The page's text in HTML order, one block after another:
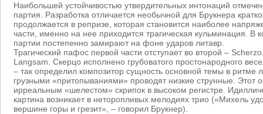
Наибольшей устойчивостью утвердительных интонаций
партия. Разработка отличается необычной для Брукнера
продолжается в репризе, которая становится наиболее
части, именно на нее приходится трагическая кульминация. В
партии постепенно замирают на фоне ударов литавр.
Трагический пафос первой части отступает во второй –
Langsam. Скерцо исполнено грубоватого простонародного
– так определил композитор сущность основной темы в ритме
грузными «притопываниями» проводят низкие струнные. Этот
ирреальным «шелестом» скрипок в высоком регистре.
картина возникает в неторопливых мелодиях трио («Михель
вершине горы и грезит», – говорил Брукнер).